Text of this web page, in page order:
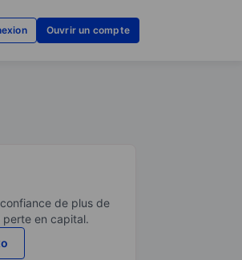
Ouvrir un compte
de plus de
perte en capital.